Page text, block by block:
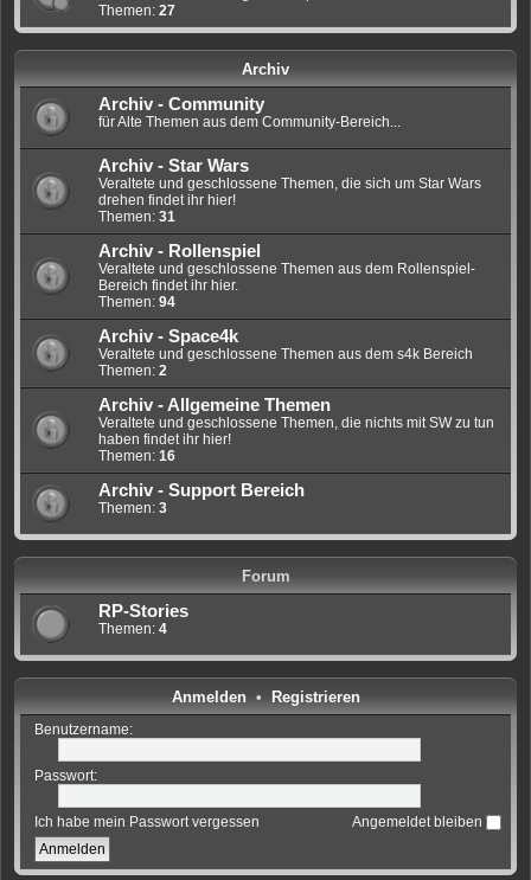
Themen: 27
Archiv
Archiv - Community
für Alte Themen aus dem Community-Bereich...
Archiv - Star Wars
Veraltete und geschlossene Themen, die sich um Star Wars
drehen findet ihr hier!
Themen: 31
Archiv - Rollenspiel
Veraltete und geschlossene Themen aus dem Rollenspiel-
Bereich findet ihr hier.
Themen: 94
Archiv - Space4k
Veraltete und geschlossene Themen aus dem s4k Bereich
Themen: 2
Archiv - Allgemeine Themen
Veraltete und geschlossene Themen, die nichts mit SW zu tun
haben findet ihr hier!
Themen: 16
Archiv - Support Bereich
Themen: 3
Forum
RP-Stories
Themen: 4
Anmelden• Registrieren
Benutzername:
Passwort:
Ich habe mein Passwort vergessen Angemeldet bleiben